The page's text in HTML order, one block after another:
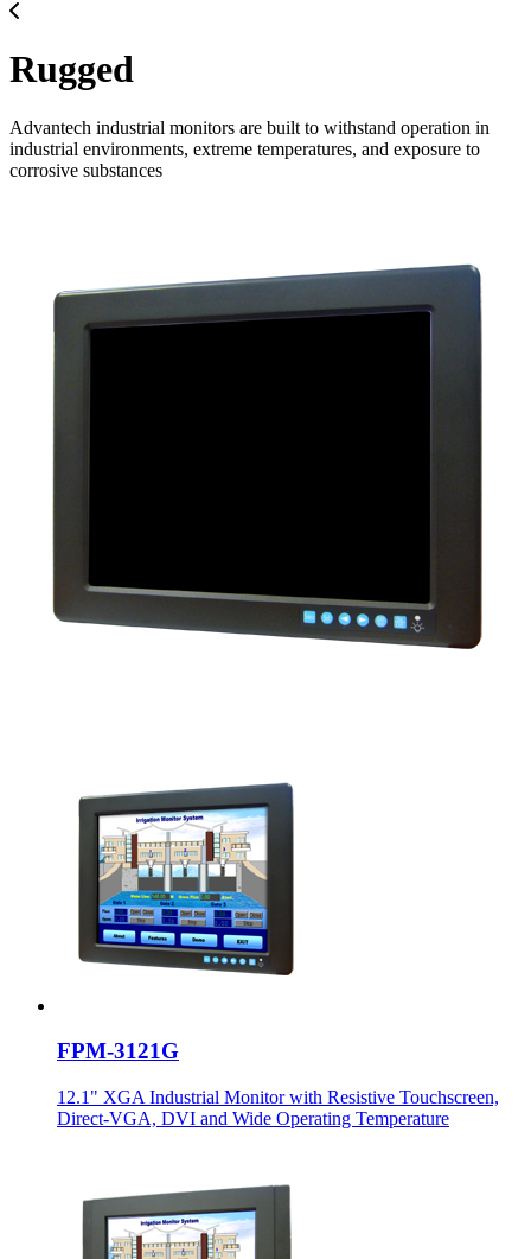
Rugged
Advantech industrial monitors are built to withstand operation in
industrial environments, extreme temperatures, and exposure to
corrosive substances
FPM-3121G
12.1" XGA Industrial Monitor with Resistive Touchscreen,
Direct-VGA, DVI and Wide Operating Temperature